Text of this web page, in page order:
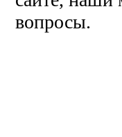
вопросы.